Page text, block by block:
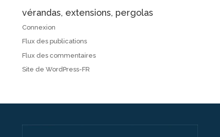
vérandas, extensions, pergolas
Connexion
Flux des publications
Flux des commentaires
Site de WordPress-FR